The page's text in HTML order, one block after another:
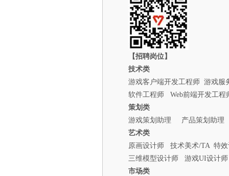
【招聘岗位】
技术类
游戏客户端开发工程师 游戏
软件工程师 Web前端开发工
策划类
游戏策划助理 产品策划助理
艺术类
原画设计师 技术美术/TA 特
三维模型设计师 游戏UI设计
市场类